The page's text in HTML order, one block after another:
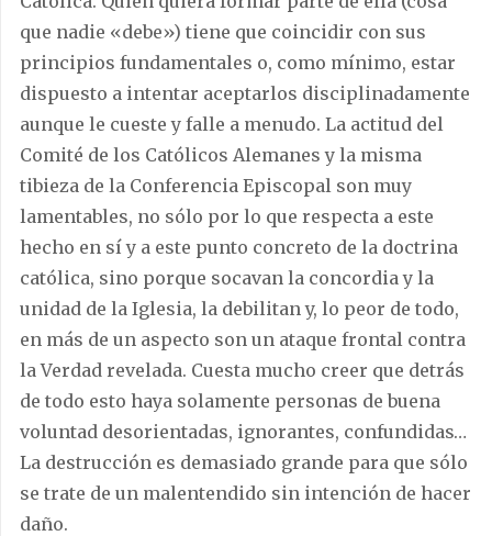
que nadie «debe») tiene que coincidir con sus
principios fundamentales o, como mínimo, estar
dispuesto a intentar aceptarlos disciplinadamente
aunque le cueste y falle a menudo. La actitud del
Comité de los Católicos Alemanes y la misma
tibieza de la Conferencia Episcopal son muy
lamentables, no sólo por lo que respecta a este
hecho en sí y a este punto concreto de la doctrina
católica, sino porque socavan la concordia y la
unidad de la Iglesia, la debilitan y, lo peor de todo,
en más de un aspecto son un ataque frontal contra
la Verdad revelada. Cuesta mucho creer que detrás
de todo esto haya solamente personas de buena
voluntad desorientadas, ignorantes, confundidas…
La destrucción es demasiado grande para que sólo
se trate de un malentendido sin intención de hacer
daño.